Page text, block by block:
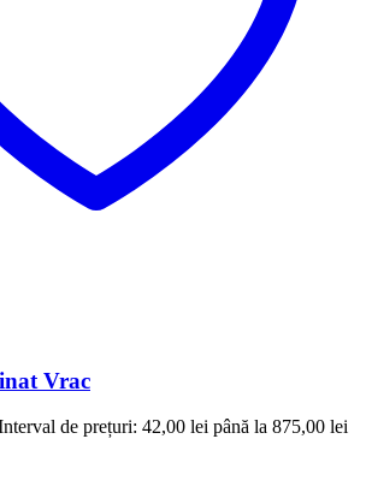
Vrac
de prețuri: 42,00 lei până la 875,00 lei